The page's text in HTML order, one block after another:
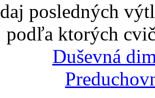
posledných
podľa ktorých
Duševná